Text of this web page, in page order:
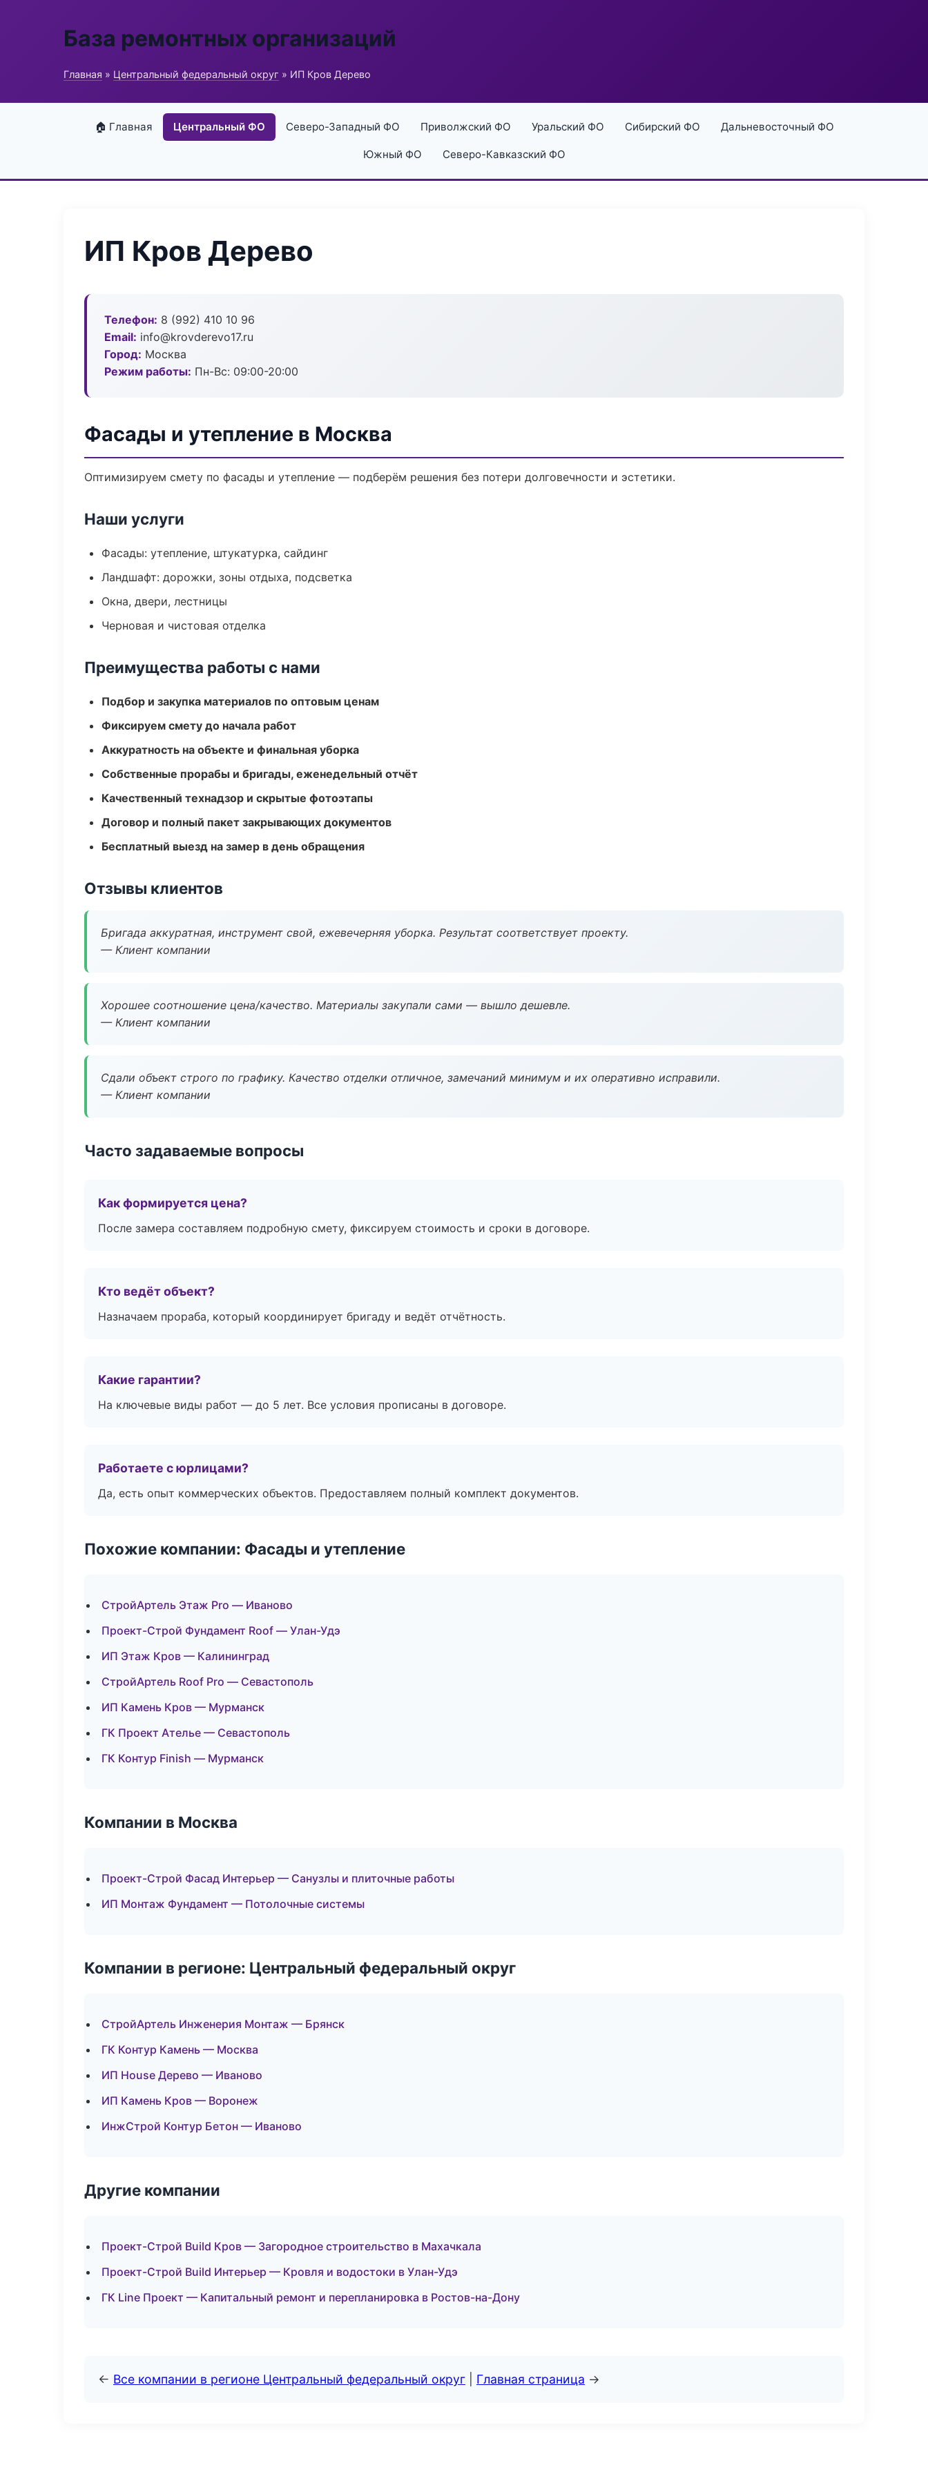
База ремонтных организаций
Главная » Центральный федеральный округ » ИП Кров Дерево
🏠 Главная Центральный ФО Северо-Западный ФО Приволжский ФО Уральский ФО Сибирский ФО Дальневосточный ФО
Южный ФО Северо-Кавказский ФО
ИП Кров Дерево
Телефон: 8 (992) 410 10 96
Email: info@krovderevo17.ru
Город: Москва
Режим работы: Пн-Вс: 09:00-20:00
Фасады и утепление в Москва
Оптимизируем смету по фасады и утепление — подберём решения без потери долговечности и эстетики.
Наши услуги
Фасады: утепление, штукатурка, сайдинг
Ландшафт: дорожки, зоны отдыха, подсветка
Окна, двери, лестницы
Черновая и чистовая отделка
Преимущества работы с нами
Подбор и закупка материалов по оптовым ценам
Фиксируем смету до начала работ
Аккуратность на объекте и финальная уборка
Собственные прорабы и бригады, еженедельный отчёт
Качественный технадзор и скрытые фотоэтапы
Договор и полный пакет закрывающих документов
Бесплатный выезд на замер в день обращения
Отзывы клиентов
Бригада аккуратная, инструмент свой, ежевечерняя уборка. Результат соответствует проекту.
— Клиент компании
Хорошее соотношение цена/качество. Материалы закупали сами — вышло дешевле.
— Клиент компании
Сдали объект строго по графику. Качество отделки отличное, замечаний минимум и их оперативно исправили.
— Клиент компании
Часто задаваемые вопросы
Как формируется цена?
После замера составляем подробную смету, фиксируем стоимость и сроки в договоре.
Кто ведёт объект?
Назначаем прораба, который координирует бригаду и ведёт отчётность.
Какие гарантии?
На ключевые виды работ — до 5 лет. Все условия прописаны в договоре.
Работаете с юрлицами?
Да, есть опыт коммерческих объектов. Предоставляем полный комплект документов.
Похожие компании: Фасады и утепление
СтройАртель Этаж Pro — Иваново
Проект-Строй Фундамент Roof — Улан-Удэ
ИП Этаж Кров — Калининград
СтройАртель Roof Pro — Севастополь
ИП Камень Кров — Мурманск
ГК Проект Ателье — Севастополь
ГК Контур Finish — Мурманск
Компании в Москва
Проект-Строй Фасад Интерьер — Санузлы и плиточные работы
ИП Монтаж Фундамент — Потолочные системы
Компании в регионе: Центральный федеральный округ
СтройАртель Инженерия Монтаж — Брянск
ГК Контур Камень — Москва
ИП House Дерево — Иваново
ИП Камень Кров — Воронеж
ИнжСтрой Контур Бетон — Иваново
Другие компании
Проект-Строй Build Кров — Загородное строительство в Махачкала
Проект-Строй Build Интерьер — Кровля и водостоки в Улан-Удэ
ГК Line Проект — Капитальный ремонт и перепланировка в Ростов-на-Дону
← Все компании в регионе Центральный федеральный округ Главная страница →